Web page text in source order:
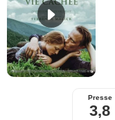
Presse
3,8